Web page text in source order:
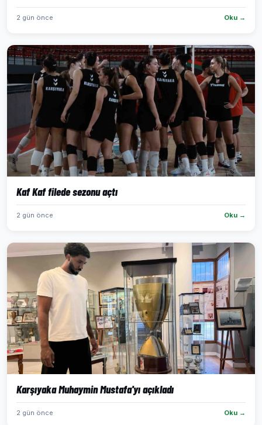
2 gün önce Oku →
Kaf Kaf filede sezonu açtı
2 gün önce Oku →
Karşıyaka Muhaymin Mustafa'yı açıkladı
2 gün önce Oku →